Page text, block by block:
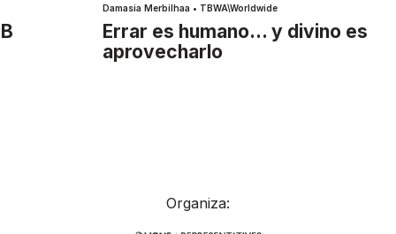
Damasia Merbilhaa • TBWA\Worldwide
Errar es humano… y divino es
aprovecharlo
Organiza: